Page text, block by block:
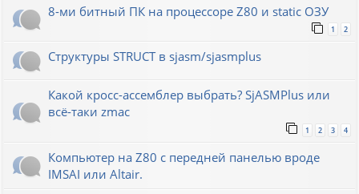
8-ми битный ПК на процессоре Z80 и static ОЗУ
1 2
Структуры STRUCT в sjasm/sjasmplus
Какой кросс-ассемблер выбрать? SjASMPlus или
всё-таки zmac
1 2 3 4
Компьютер на Z80 с передней панелью вроде
IMSAI или Altair.